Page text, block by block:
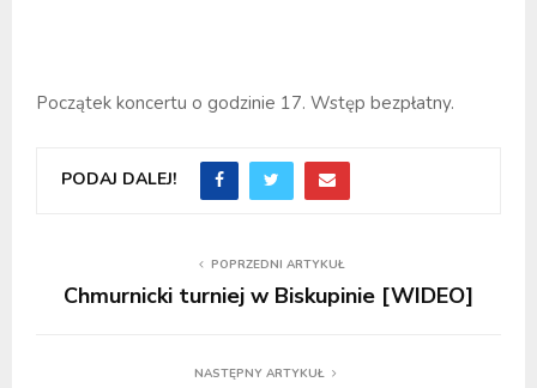
Początek koncertu o godzinie 17. Wstęp bezpłatny.
PODAJ DALEJ!
POPRZEDNI ARTYKUŁ
Chmurnicki turniej w Biskupinie [WIDEO]
NASTĘPNY ARTYKUŁ